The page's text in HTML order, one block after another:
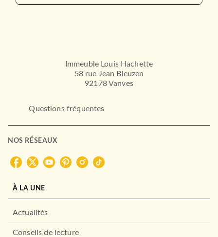
Immeuble Louis Hachette
58 rue Jean Bleuzen
92178 Vanves
Questions fréquentes
NOS RÉSEAUX
À LA UNE
Actualités
Conseils de lecture